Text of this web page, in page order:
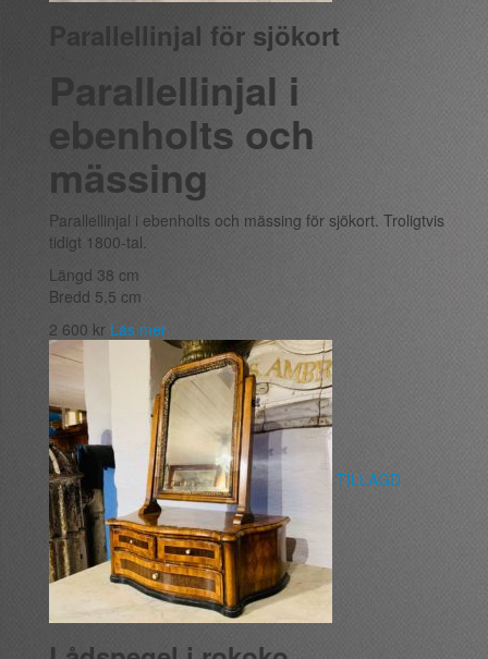
Parallellinjal för sjökort
Parallellinjal i
ebenholts och
mässing
Parallellinjal i ebenholts och mässing för sjökort. Troligtvis
tidigt 1800-tal.
Längd 38 cm
Bredd 5,5 cm
2 600 kr Läs mer
TILLAGD